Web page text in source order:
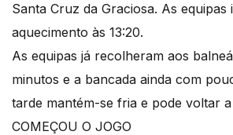
Santa Cruz da Graciosa. As equipas
aquecimento às 13:20.
As equipas já recolheram aos
minutos e a bancada ainda com
tarde mantém-se fria e pode voltar
COMEÇOU O JOGO